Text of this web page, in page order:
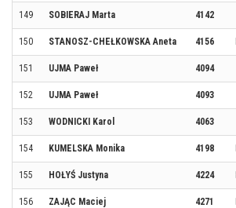
149 SOBIERAJ Marta 4142
150 STANOSZ-CHEŁKOWSKA Aneta 4156
151 UJMA Paweł 4094
152 UJMA Paweł 4093
153 WODNICKI Karol 4063
154 KUMELSKA Monika 4198
155 HOŁYŚ Justyna 4224
156 ZAJĄC Maciej 4271